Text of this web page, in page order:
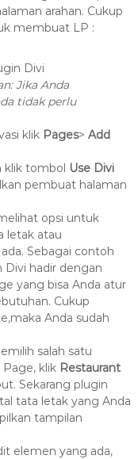
arahan. Cukup
membuat LP :
Divi
Jika Anda
tidak perlu
klik Pages> Add
klik tombol Use Divi
pembuat halaman
opsi untuk
letak atau
Sebagai contoh
hadir dengan
yang bisa Anda atur
Cukup
Anda sudah
salah satu
klik Restaurant
Sekarang plugin
tata letak yang Anda
tampilan
elemen yang ada,